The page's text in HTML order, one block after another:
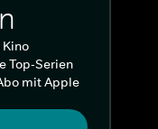
Top-Serien
mit Apple